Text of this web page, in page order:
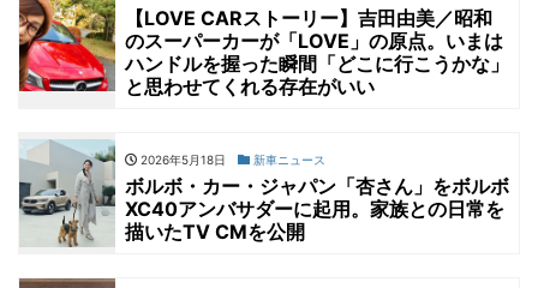
【LOVE CARストーリー】吉田由美／昭和
のスーパーカーが「LOVE」の原点。いまは
ハンドルを握った瞬間「どこに行こうかな」
と思わせてくれる存在がいい
2026年5月18日 新車ニュース
ボルボ・カー・ジャパン「杏さん」をボルボ
XC40アンバサダーに起用。家族との日常を
描いたTV CMを公開